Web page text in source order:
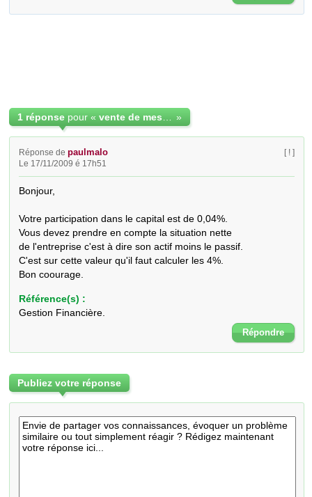
1 réponse pour « »
Réponse depaulmalo
Le 17/11/2009 é 17h51
[ ! ]
Bonjour,
Votre participation dans le capital est de 0,04%.
Vous devez prendre en compte la situation nette
de l'entreprise c'est à dire son actif moins le passif.
C'est sur cette valeur qu'il faut calculer les 4%.
Bon coourage.
Référence(s) :
Gestion Financière.
Répondre
Publiez votre réponse